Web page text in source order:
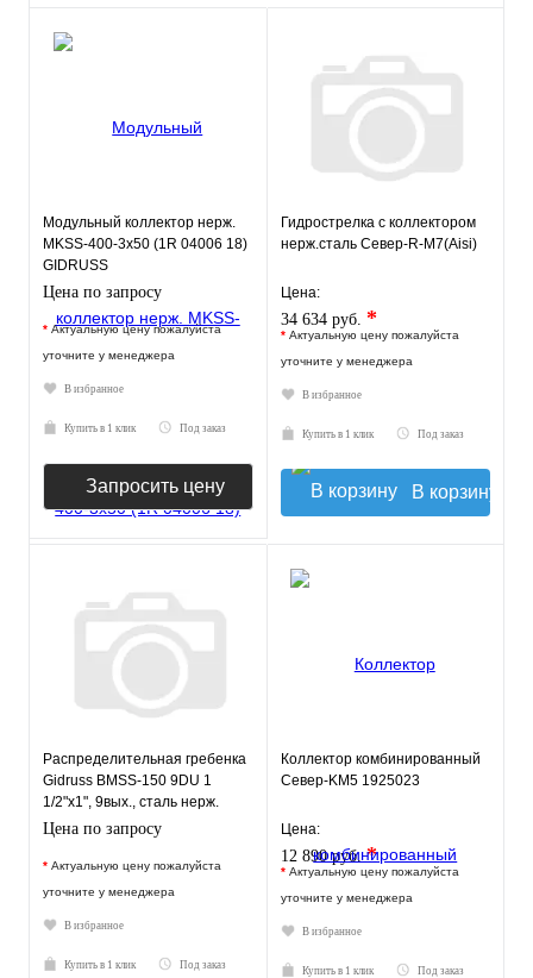
Модульный коллектор нерж.
MKSS-400-3x50 (1R 04006 18)
GIDRUSS
Цена по запросу
* Актуальную цену пожалуйста
уточните у менеджера
В избранное
Купить в 1 клик Под заказ
Запросить цену
Гидрострелка с коллектором
нерж.сталь Север-R-М7(Aisi)
Цена:
34 634 руб. *
* Актуальную цену пожалуйста
уточните у менеджера
В избранное
Купить в 1 клик Под заказ
В корзину
Распределительная гребенка
Gidruss BMSS-150 9DU 1
1/2"х1", 9вых., сталь нерж.
Цена по запросу
* Актуальную цену пожалуйста
уточните у менеджера
В избранное
Купить в 1 клик Под заказ
Коллектор комбинированный
Север-KM5 1925023
Цена:
12 890 руб.*
* Актуальную цену пожалуйста
уточните у менеджера
В избранное
Купить в 1 клик Под заказ